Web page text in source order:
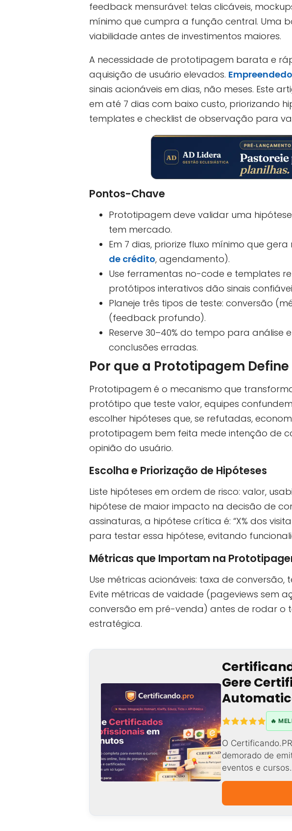
feedback mensurável: telas clicáveis,
mínimo que cumpra a função central. Uma
viabilidade antes de investimentos maiores.
A necessidade de prototipagem barata e
aquisição de usuário elevados.
sinais acionáveis em dias, não meses. Este
em até 7 dias com baixo custo, priorizando
templates e checklist de observação para
Pontos-Chave
Prototipagem deve validar uma
tem mercado.
Em 7 dias, priorize fluxo mínimo que
de crédito, agendamento).
Use ferramentas no-code e templates
protótipos interativos dão sinais
Planeje três tipos de teste: conversão
(feedback profundo).
Reserve 30–40% do tempo para
conclusões erradas.
Por que a Prototipagem Define
Prototipagem é o mecanismo que
protótipo que teste valor, equipes
escolher hipóteses que, se refutadas,
prototipagem bem feita mede intenção de
opinião do usuário.
Escolha e Priorização de Hipóteses
Liste hipóteses em ordem de risco: valor,
hipótese de maior impacto na decisão de
assinaturas, a hipótese crítica é: “X% dos
para testar essa hipótese, evitando
Métricas que Importam na
Use métricas acionáveis: taxa de
Evite métricas de vaidade (pageviews sem
conversão em pré-venda) antes de rodar o
estratégica.
Gere
🔥
O
demorado de
eventos e cursos.